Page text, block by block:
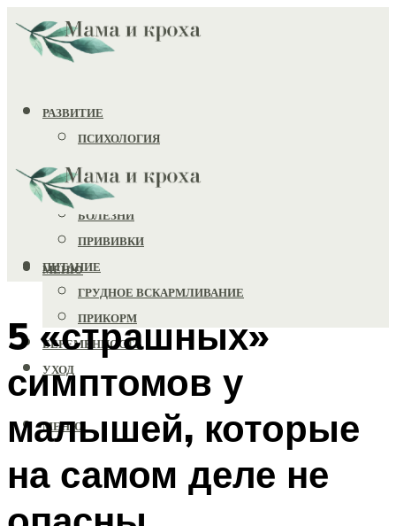
РАЗВИТИЕ
ПСИХОЛОГИЯ
ИГРУШКИ
ЗДОРОВЬЕ
БОЛЕЗНИ
ПРИВИВКИ
ПИТАНИЕ
ГРУДНОЕ ВСКАРМЛИВАНИЕ
ПРИКОРМ
БЕРЕМЕННОСТЬ
УХОД
МЕНЮ
МЕНЮ
5 «страшных»
симптомов у
малышей, которые
на самом деле не